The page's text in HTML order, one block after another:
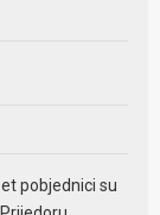
pobjednici su